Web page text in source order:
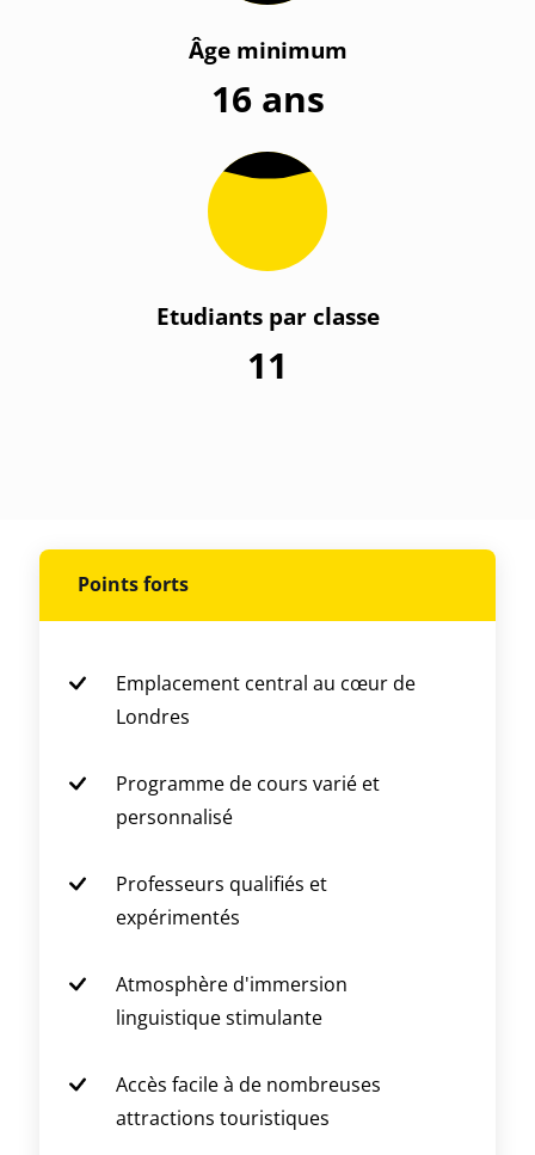
Âge minimum
16 ans
Etudiants par classe
11
Points forts
Emplacement central au cœur de
Londres
Programme de cours varié et
personnalisé
Professeurs qualifiés et
expérimentés
Atmosphère d'immersion
linguistique stimulante
Accès facile à de nombreuses
attractions touristiques